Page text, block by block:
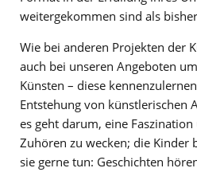
weitergekommen sind als
Wie bei anderen Projekten der
auch bei unseren Angeboten
Künsten – diese
Entstehung von künstlerischen
es geht darum, eine
Zuhören zu wecken; die Kinder
sie gerne tun: Geschichten